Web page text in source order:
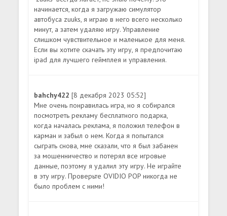
начинается, когда я загружаю симулятор
автобуса zuuks, я играю в него всего несколько
минут, а затем удаляю игру. Управление
слишком чувствительное и маленькое для меня.
Если вы хотите скачать эту игру, я предпочитаю
ipad для лучшего геймплея и управления.
bahchy422[8 декабря 2023 05:52]
Мне очень понравилась игра, но я собирался
посмотреть рекламу бесплатного подарка,
когда началась реклама, я положил телефон в
карман и забыл о нем. Когда я попытался
сыграть снова, мне сказали, что я был забанен
за мошенничество и потерял все игровые
данные, поэтому я удалил эту игру. Не играйте
в эту игру. Проверьте OVIDIO POP никогда не
было проблем с ними!